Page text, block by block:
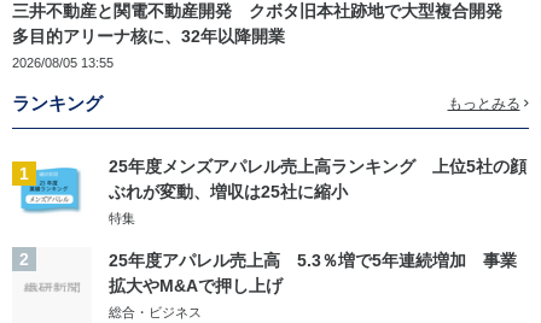
三井不動産と関電不動産開発 クボタ旧本社跡地で大型複合開発
多目的アリーナ核に、32年以降開業
2026/08/05 13:55
ランキング もっとみる
1
25年度メンズアパレル売上高ランキング 上位5社の顔
ぶれが変動、増収は25社に縮小
特集
2
25年度アパレル売上高 5.3％増で5年連続増加 事業
拡大やM&Aで押し上げ
総合・ビジネス